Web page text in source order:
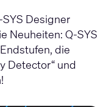
Designer
Neuheiten: Q-SYS
die
Detector“ und